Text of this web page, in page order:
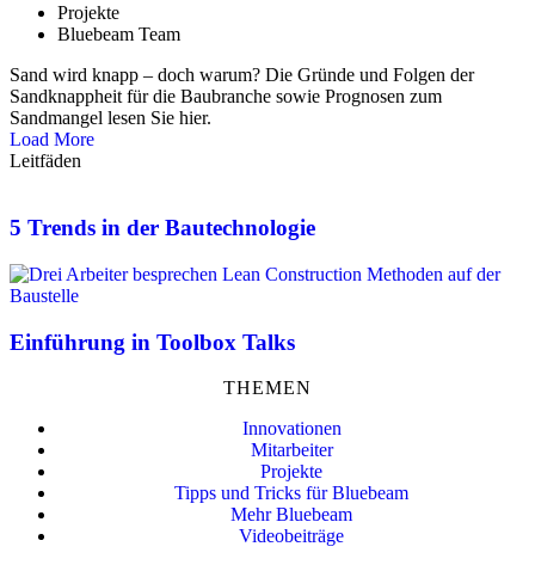
Projekte
Bluebeam Team
Sand wird knapp – doch warum? Die Gründe und Folgen der
Sandknappheit für die Baubranche sowie Prognosen zum
Sandmangel lesen Sie hier.
Load More
Leitfäden
5 Trends in der Bautechnologie
Einführung in Toolbox Talks
THEMEN
Innovationen
Mitarbeiter
Projekte
Tipps und Tricks für Bluebeam
Mehr Bluebeam
Videobeiträge